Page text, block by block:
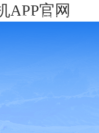
APP官网
云南省人民政府门户网站